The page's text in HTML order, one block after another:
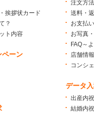
挨拶状カード
？
ト内容
ペーン
注文方
送料・
お支払
お写真
FAQ～
店舗情
コンシ
データ
出産内
結婚内